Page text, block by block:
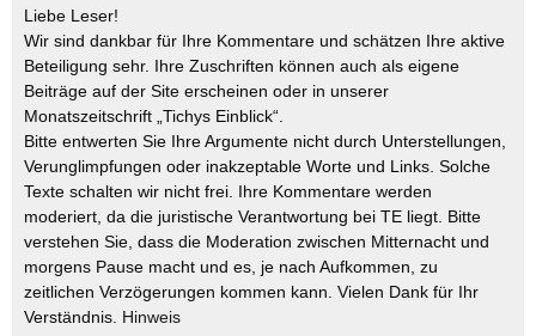
Liebe Leser!
Wir sind dankbar für Ihre Kommentare und schätzen Ihre aktive
Beteiligung sehr. Ihre Zuschriften können auch als eigene
Beiträge auf der Site erscheinen oder in unserer
Monatszeitschrift „Tichys Einblick“.
Bitte entwerten Sie Ihre Argumente nicht durch Unterstellungen,
Verunglimpfungen oder inakzeptable Worte und Links. Solche
Texte schalten wir nicht frei. Ihre Kommentare werden
moderiert, da die juristische Verantwortung bei TE liegt. Bitte
verstehen Sie, dass die Moderation zwischen Mitternacht und
morgens Pause macht und es, je nach Aufkommen, zu
zeitlichen Verzögerungen kommen kann. Vielen Dank für Ihr
Verständnis. Hinweis